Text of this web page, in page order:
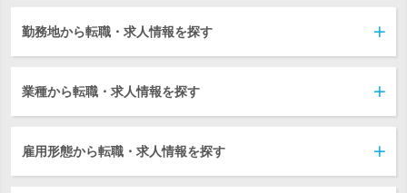
勤務地から転職・求人情報を探す
業種から転職・求人情報を探す
雇用形態から転職・求人情報を探す